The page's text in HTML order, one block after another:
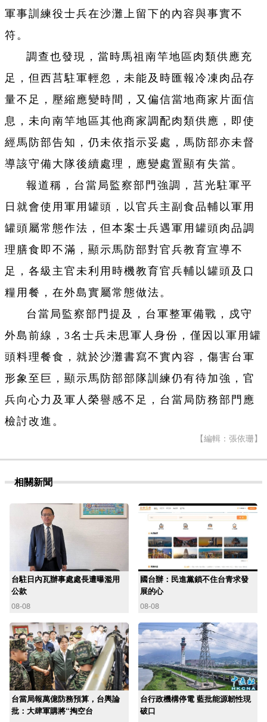
軍事訓練役士兵在沙灘上留下的內容與事實不
符。
調查也發現，當時馬祖南竿地區肉類供應充
足，但西莒駐軍輕忽，未能及時匯報冷凍肉品存
量不足，壓縮應變時間，又偏信當地商家片面信
息，未向南竿地區其他商家調配肉類供應，即使
經馬防部告知，仍未依指示妥處，馬防部亦未督
導該守備大隊後續處理，應變處置顯有失當。
報道稱，台當局監察部門強調，莒光駐軍平
日就會使用軍用罐頭，以官兵主副食品輔以軍用
罐頭屬常態作法，但本案士兵遇軍用罐頭肉品調
理膳食即不滿，顯示馬防部對官兵教育宣導不
足，各級主官未利用時機教育官兵輔以罐頭及口
糧用餐，在外島實屬常態做法。
台當局監察部門提及，台軍整軍備戰，戍守
外島前線，3名士兵未思軍人身份，僅因以軍用罐
頭料理餐食，就於沙灘書寫不實內容，傷害台軍
形象至巨，顯示馬防部部隊訓練仍有待加強，官
兵向心力及軍人榮譽感不足，台當局防務部門應
檢討改進。
【編輯：張依珊】
相關新聞
台駐日內瓦辦事處處長遭曝濫用
公款
08-08
國台辦：民進黨鎖不住台青求發
展的心
08-08
台當局報萬億防務預算，台輿論
批：大肆軍購將“掏空台
台行政機構停電 藍批能源韌性現
破口